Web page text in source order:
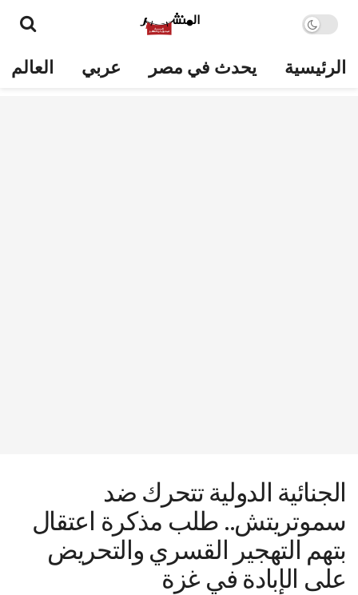
الرئيسية يحدث في مصر عربي العالم
الجنائية الدولية تتحرك ضد
سموتريتش.. طلب مذكرة اعتقال
بتهم التهجير القسري والتحريض
على الإبادة في غزة